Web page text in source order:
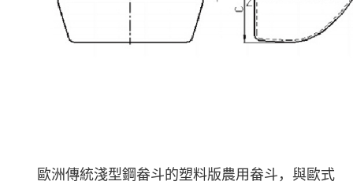
歐洲傳統淺型鋼畚斗的塑料版農用畚斗，與歐式